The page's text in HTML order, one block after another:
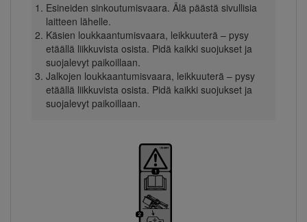
Esineiden sinkoutumisvaara. Älä päästä sivullisia
laitteen lähelle.
Käsien loukkaantumisvaara, leikkuuterä – pysy
etäällä liikkuvista osista. Pidä kaikki suojukset ja
suojalevyt paikoillaan.
Jalkojen loukkaantumisvaara, leikkuuterä – pysy
etäällä liikkuvista osista. Pidä kaikki suojukset ja
suojalevyt paikoillaan.